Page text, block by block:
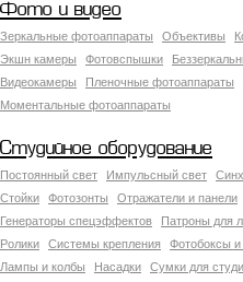
Фото и видео
Зеркальные фотоаппараты Объективы
Экшн камеры
Фотовспышки
Видеокамеры
Пленочные фотоаппараты
Моментальные фотоаппараты
Студийное оборудование
Постоянный свет Импульсный свет
Стойки
Фотозонты Отражатели и панели
Генераторы спецэффектов
Патроны для
Ролики
Системы крепления
Фотобоксы
Лампы и колбы
Насадки
Сумки для